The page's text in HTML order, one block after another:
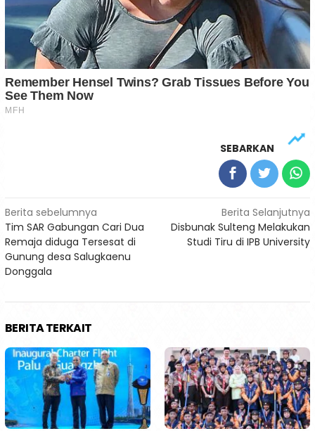
SEBARKAN
Navigasi
pos
Berita sebelumnya
Tim SAR Gabungan Cari Dua
Remaja diduga Tersesat di
Gunung desa Salugkaenu
Donggala
Berita Selanjutnya
Disbunak Sulteng Melakukan
Studi Tiru di IPB University
BERITA TERKAIT